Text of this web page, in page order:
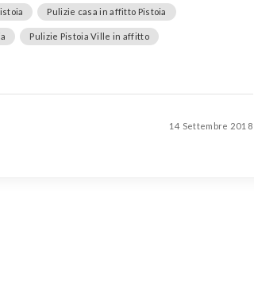
Pulizie casa in affitto Pistoia
Pulizie Pistoia Ville in affitto
14 Settembre 2018